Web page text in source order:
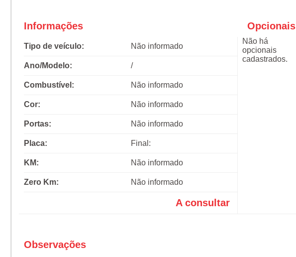
Informações
Tipo de veículo: Não informado
Ano/Modelo: /
Combustível: Não informado
Cor: Não informado
Portas: Não informado
Placa: Final:
KM: Não informado
Zero Km: Não informado
A consultar
Opcionais
Não há
opcionais
cadastrados.
Observações